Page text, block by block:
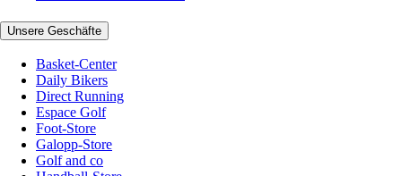
Unsere Geschäfte
Basket-Center
Daily Bikers
Direct Running
Espace Golf
Foot-Store
Galopp-Store
Golf and co